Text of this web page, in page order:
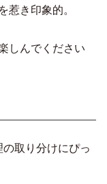
惹き印象的。
しんでください
取り分けにぴっ